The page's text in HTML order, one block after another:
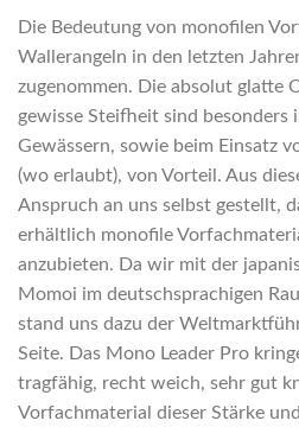
Die Bedeutung von monofilen
Wallerangeln in den letzten
zugenommen. Die absolut glatte
gewisse Steifheit sind besonders
Gewässern, sowie beim Einsatz
(wo erlaubt), von Vorteil. Aus
Anspruch an uns selbst gestellt,
erhältlich monofile
anzubieten. Da wir mit der
Momoi im deutschsprachigen
stand uns dazu der
Seite. Das Mono Leader Pro
tragfähig, recht weich, sehr gut
Vorfachmaterial dieser Stärke